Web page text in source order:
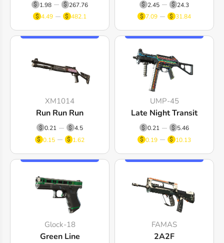
1.98
267.76
4.49
482.1
2.45
24.3
7.09
31.84
XM1014
Run Run Run
0.21
4.5
0.15
1.62
UMP-45
Late Night Transit
0.21
5.46
0.19
10.13
Glock-18
Green Line
FAMAS
2A2F